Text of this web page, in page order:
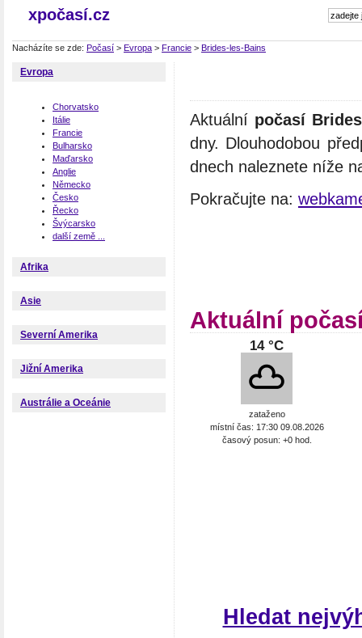
xpočasí.cz
Nacházíte se zde: Počasí > Evropa > Francie > Brides-les-Bains
Evropa
Chorvatsko
Itálie
Francie
Bulharsko
Maďarsko
Anglie
Německo
Česko
Řecko
Švýcarsko
další země ...
Afrika
Asie
Severní Amerika
Jižní Amerika
Austrálie a Oceánie
Aktuální počasí
dny. Dlouhodobou
dnech naleznete níže
Pokračujte na:
Aktuální
14 °C
zataženo
místní čas: 17:30 09.08.2026
časový posun: +0 hod.
Hledat